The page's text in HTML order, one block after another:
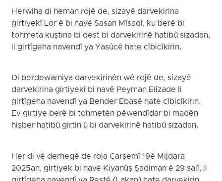
Herwiha di heman rojê de, sizayê darvekirina
girtiyekî Lor ê bi navê Sasan Mîsaqî, ku berê bi
tohmeta kuştina bi qest bi darvekirinê hatibû sizadan,
li girtîgeha navendî ya Yasûcê hate cîbicîkirin.
Di berdewamiya darvekirinên wê rojê de, sizayê
darvekirina girtiyekî bi navê Peyman Elîzade li
girtîgeha navendî ya Bender Ebasê hate cîbicîkirin.
Ev girtiye berê bi tohmetên pêwendîdar bi madên
hişber hatibû girtin û bi darvekirinê hatibû sizadan.
Her di vê derheqê de roja Çarşemî 19ê Mijdara
2025an, girtiyek bi navê Kiyanûş Şadiman ê 29 salî, li